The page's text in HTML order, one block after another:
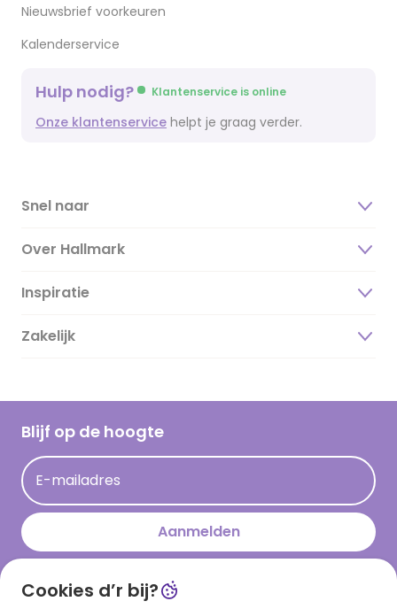
Nieuwsbrief voorkeuren
Kalenderservice
Hulp nodig? Klantenservice is online
Onze klantenservice helpt je graag verder.
Snel naar
Over Hallmark
Over ons
Duurzaamheid
Hallmark Kaartclub
Acties
Persberichten
Hallmark en Kinderpostzegels
Inspiratie
Magazine
Cadeau inspiratie
Kaartinspiratie
Zakelijk
Blijf op de hoogte
E-mailadres
Aanmelden
Download onze app
Cookies d’r bij?